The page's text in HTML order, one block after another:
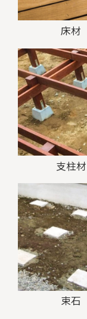
床材
支柱材
束石